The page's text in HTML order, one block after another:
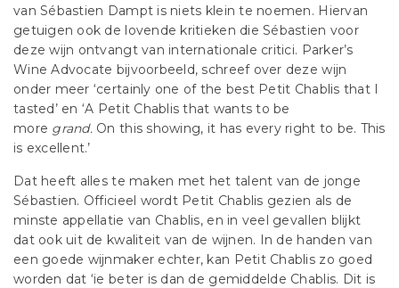
van Sébastien Dampt is niets klein te noemen. Hiervan
getuigen ook de lovende kritieken die Sébastien voor
deze wijn ontvangt van internationale critici. Parker’s
Wine Advocate bijvoorbeeld, schreef over deze wijn
onder meer ‘certainly one of the best Petit Chablis that I
tasted’ en ‘A Petit Chablis that wants to be
more grand. On this showing, it has every right to be. This
is excellent.’
Dat heeft alles te maken met het talent van de jonge
Sébastien. Officieel wordt Petit Chablis gezien als de
minste appellatie van Chablis, en in veel gevallen blijkt
dat ook uit de kwaliteit van de wijnen. In de handen van
een goede wijnmaker echter, kan Petit Chablis zo goed
worden dat ‘ie beter is dan de gemiddelde Chablis. Dit is